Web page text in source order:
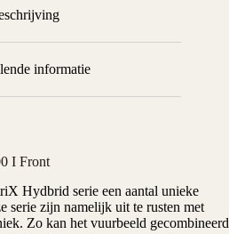
informatie
I Front
Hydbrid serie een aantal unieke
serie zijn namelijk uit te rusten met
Zo kan het vuurbeeld gecombineerd